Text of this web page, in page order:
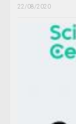
22/08/2020